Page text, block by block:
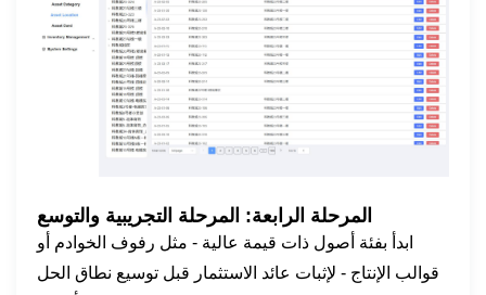
المرحلة الرابعة: المرحلة التجريبية والتوسع
ابدأ بفئة أصول ذات قيمة عالية - مثل رفوف الخوادم أو
قوالب الإنتاج - لإثبات عائد الاستثمار قبل توسيع نطاق الحل